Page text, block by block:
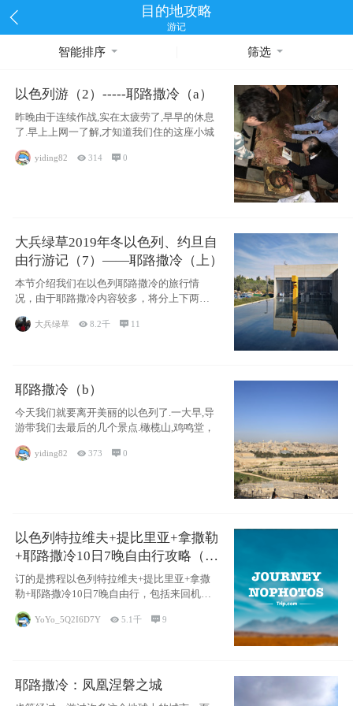
目的地攻略
游记
智能排序 筛选
以色列游（2）-----耶路撒冷（a）
昨晚由于连续作战,实在太疲劳了,早早的休息
了.早上上网一了解,才知道我们住的这座小城
yiding82  314 0
大兵绿草2019年冬以色列、约旦自
由行游记（7）——耶路撒冷（上）
本节介绍我们在以色列耶路撒冷的旅行情
况，由于耶路撒冷内容较多，将分上下两节
大兵绿草 8.2千  11
耶路撒冷（b）
今天我们就要离开美丽的以色列了.一大早,导
游带我们去最后的几个景点.橄榄山,鸡鸣堂，
yiding82 373 0
以色列特拉维夫+提比里亚+拿撒勒
+耶路撒冷10日7晚自由行攻略（交
通和住宿为主）
订的是携程以色列特拉维夫+提比里亚+拿撒
勒+耶路撒冷10日7晚自由行，包括来回机票
YoYo_5Q2I6D7Y  5.1千 9
耶路撒冷：凤凰涅磐之城